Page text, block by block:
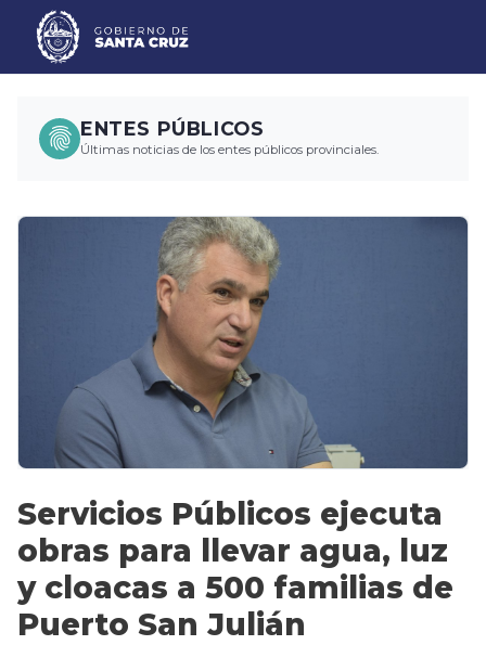
ENTES PÚBLICOS
Últimas noticias de los entes públicos provinciales.
Servicios Públicos ejecuta
obras para llevar agua, luz
y cloacas a 500 familias de
Puerto San Julián